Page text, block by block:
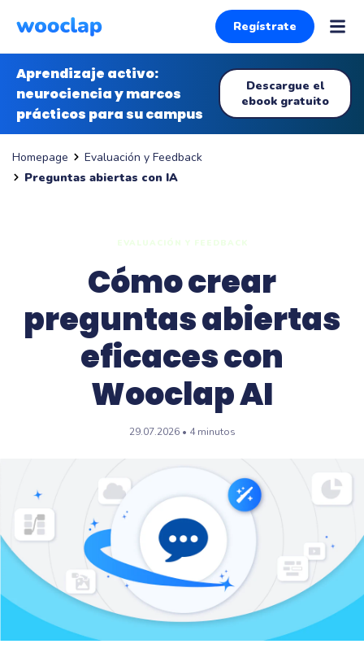
Regístrate
Aprendizaje activo:
neurociencia y marcos
prácticos para su campus
Descargue el
ebook gratuito
Homepage
Evaluación y Feedback
Preguntas abiertas con IA
EVALUACIÓN Y FEEDBACK
Cómo crear
preguntas abiertas
eficaces con
Wooclap AI
29.07.2026 • 4 minutos